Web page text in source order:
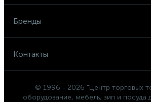
Бренды
Контакты
© 1996 - 2026 "Центр торговых
оборудование, мебель, зип и посуда